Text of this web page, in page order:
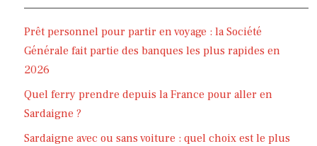
Prêt personnel pour partir en voyage : la Société
Générale fait partie des banques les plus rapides en
2026
Quel ferry prendre depuis la France pour aller en
Sardaigne ?
Sardaigne avec ou sans voiture : quel choix est le plus